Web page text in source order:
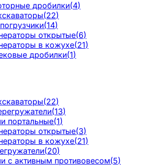
дробилки(4)
(22)
(14)
открытые(6)
в кожухе(21)
дробилки(1)
(22)
(13)
портальные(1)
открытые(3)
в кожухе(21)
(20)
с активным противовесом(5)